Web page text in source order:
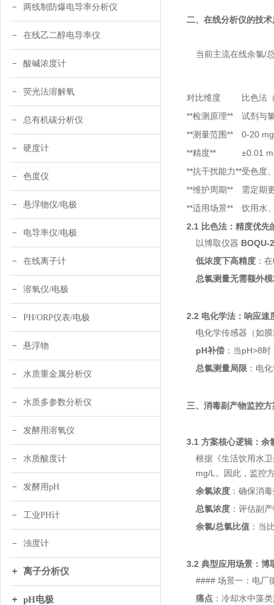
两线制防爆电导率分析仪
在线乙二醇电导率仪
酸碱浓度计
荧光法溶解氧
总有机碳分析仪
硬度计
色度仪
悬浮物仪/电极
电导率仪/电极
在线离子计
溶氧仪/电极
PH/ORP仪表/电极
悬浮物
水质重金属分析仪
水质多参数分析仪
发酵用溶氧仪
水质酸度计
发酵用pH
工业PH计
浊度计
离子分析仪
pH电极
二、在线分析仪的技
当前主流在线余氯/
对比维度
比色法
**检测原理**
试剂与
**测量范围**
0-20
**精度**
±0.01
**抗干扰能力**受色度
**维护周期**
需定期
**适用场景**
饮用水
2.1 比色法：精度优先
以博取仪器 BOQU-
低浓度下高精度 ：
总氯测量无需额外
2.2 电化学法：响应速
电化学传感器（如
pH补偿 ：当pH>8
总氯测量局限 ：电
三、消毒副产物监控
3.1 方案核心逻辑：余
根据《生活饮用水
mg/L。因此，监控
余氯浓度 ：确保消
总氯浓度 ：评估副
余氯/总氯比值 ：当
3.2 典型应用场景：博
#### 场景一：电厂
痛点 ：冷却水中藻